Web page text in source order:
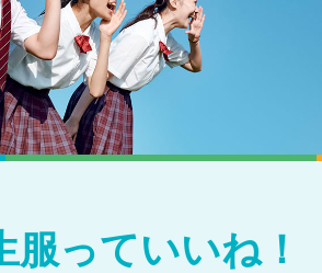
服っていいね！